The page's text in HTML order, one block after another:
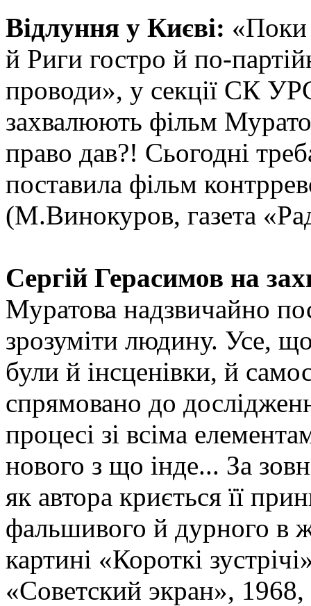
Відлуння у Києві: «Поки
й Риги гостро й по-
проводи», у секції СК
захвалюють фільм
право дав?! Сьогодні
поставила фільм
(М.Винокуров, газета
Сергій Герасимов на
Муратова надзвичайно
зрозуміти людину. Усе,
були й інсценівки, й
спрямовано до
процесі зі всіма
нового з що інде... За
як автора криється її
фальшивого й дурного в
картині «Короткі
«Советский экран»,